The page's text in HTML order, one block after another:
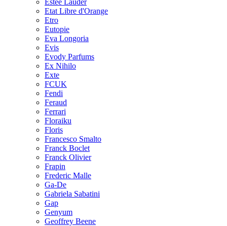
Etat Libre d'Orange
Etro
Eutopie
Eva Longoria
Evis
Evody Parfums
Ex Nihilo
Exte
FCUK
Fendi
Feraud
Ferrari
Floraiku
Floris
Francesco Smalto
Franck Boclet
Franck Olivier
Frapin
Frederic Malle
Ga-De
Gabriela Sabatini
Gap
Genyum
Geoffrey Beene